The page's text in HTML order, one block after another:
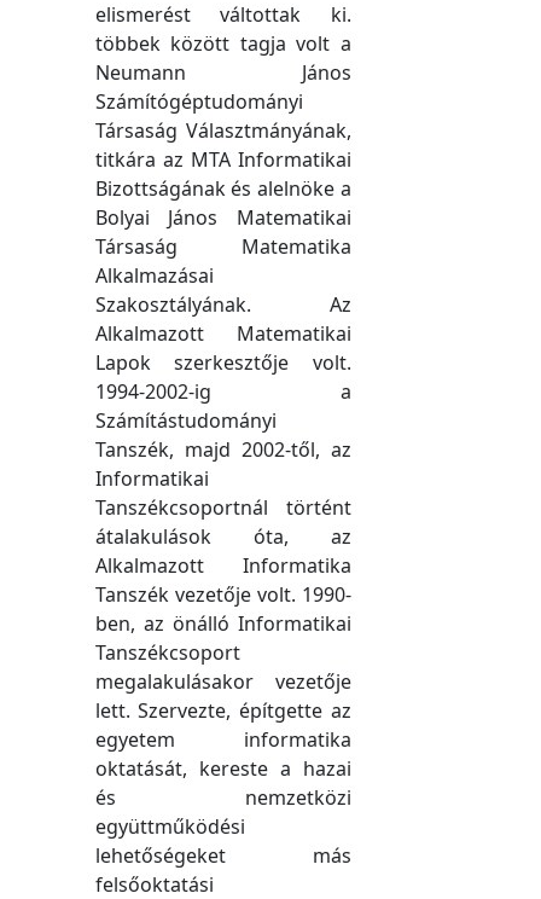
elismerést váltottak ki.
többek között tagja volt a
Neumann János
Számítógéptudományi
Társaság Választmányának,
titkára az MTA Informatikai
Bizottságának és alelnöke a
Bolyai János Matematikai
Társaság Matematika
Alkalmazásai
Szakosztályának. Az
Alkalmazott Matematikai
Lapok szerkesztője volt.
1994-2002-ig a
Számítástudományi
Tanszék, majd 2002-től, az
Informatikai
Tanszékcsoportnál történt
átalakulások óta, az
Alkalmazott Informatika
Tanszék vezetője volt. 1990-
ben, az önálló Informatikai
Tanszékcsoport
megalakulásakor vezetője
lett. Szervezte, építgette az
egyetem informatika
oktatását, kereste a hazai
és nemzetközi
együttműködési
lehetőségeket más
felsőoktatási